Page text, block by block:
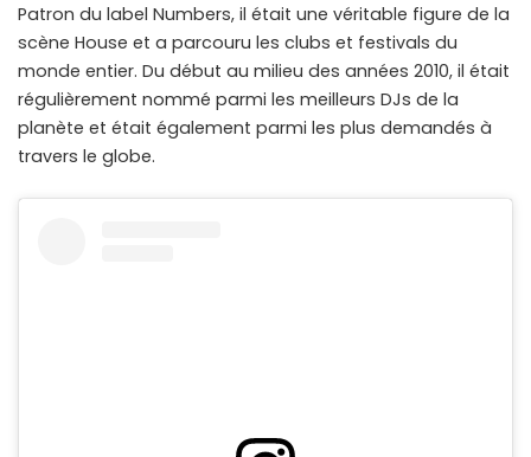
Patron du label Numbers, il était une véritable figure de la
scène House et a parcouru les clubs et festivals du
monde entier. Du début au milieu des années 2010, il était
régulièrement nommé parmi les meilleurs DJs de la
planète et était également parmi les plus demandés à
travers le globe.